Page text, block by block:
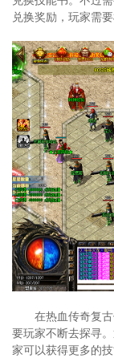
兑换奖励，玩家需
在热血传奇复
要玩家不断去探寻
家可以获得更多的